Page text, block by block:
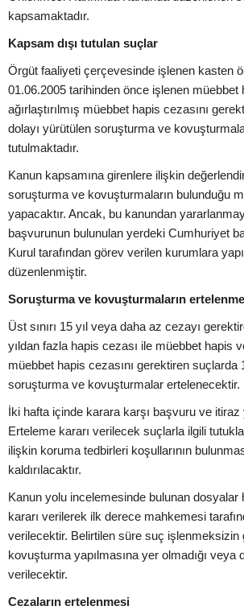
kapsamaktadır.
Kapsam dışı tutulan suçlar
Örgüt faaliyeti çerçevesinde işlenen kasten
01.06.2005 tarihinden önce işlenen müebbet
ağırlaştırılmış müebbet hapis cezasını
dolayı yürütülen soruşturma ve
tutulmaktadır.
Kanun kapsamına girenlere ilişkin
soruşturma ve kovuşturmaların bulunduğu
yapacaktır. Ancak, bu kanundan
başvurunun bulunulan yerdeki Cumhuriyet
Kurul tarafından görev verilen kurumlara
düzenlenmiştir.
Soruşturma ve kovuşturmaların
Üst sınırı 15 yıl veya daha az cezayı
yıldan fazla hapis cezası ile müebbet hapis
müebbet hapis cezasını gerektiren suçlarda
soruşturma ve kovuşturmalar ertelenecektir.
İki hafta içinde karara karşı başvuru ve itiraz
Erteleme kararı verilecek suçlarla ilgili
ilişkin koruma tedbirleri koşullarının
kaldırılacaktır.
Kanun yolu incelemesinde bulunan dosyalar
kararı verilerek ilk derece mahkemesi
verilecektir. Belirtilen süre suç işlenmeksizin
kovuşturma yapılmasına yer olmadığı veya
verilecektir.
Cezaların ertelenmesi